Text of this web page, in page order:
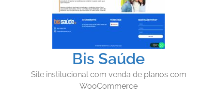
Bis Saúde
Site institucional com venda de planos com
WooCommerce